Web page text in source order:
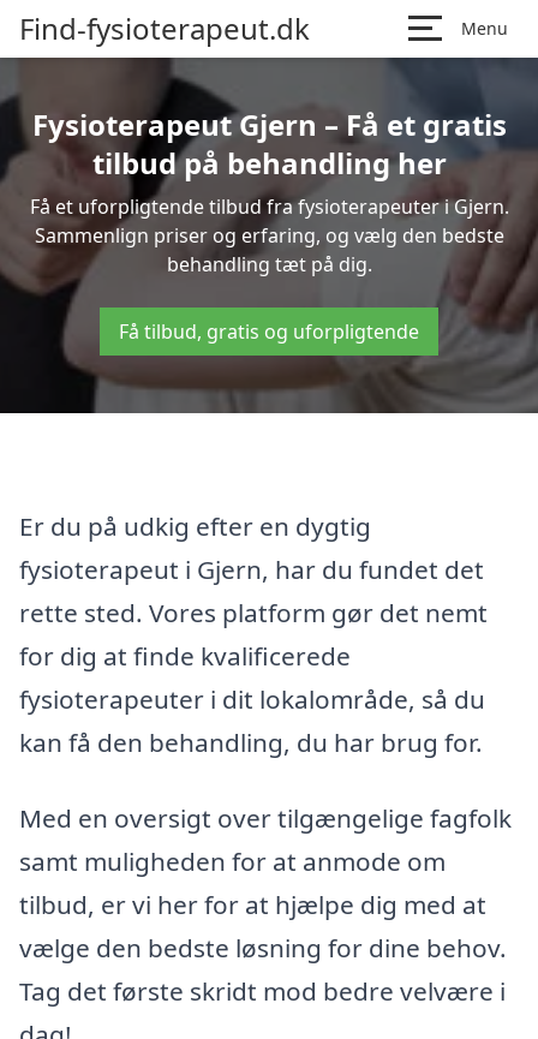
Find-fysioterapeut.dk Menu
Fysioterapeut Gjern – Få et gratis
tilbud på behandling her
Få et uforpligtende tilbud fra fysioterapeuter i Gjern.
Sammenlign priser og erfaring, og vælg den bedste
behandling tæt på dig.
Få tilbud, gratis og uforpligtende
Er du på udkig efter en dygtig
fysioterapeut i Gjern, har du fundet det
rette sted. Vores platform gør det nemt
for dig at finde kvalificerede
fysioterapeuter i dit lokalområde, så du
kan få den behandling, du har brug for.
Med en oversigt over tilgængelige fagfolk
samt muligheden for at anmode om
tilbud, er vi her for at hjælpe dig med at
vælge den bedste løsning for dine behov.
Tag det første skridt mod bedre velvære i